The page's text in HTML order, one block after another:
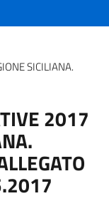
SICILIANA.
2017